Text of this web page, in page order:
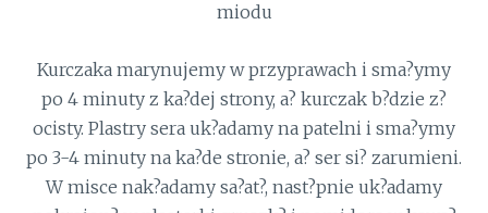
miodu
Kurczaka marynujemy w przyprawach i sma?ymy
po 4 minuty z ka?dej strony, a? kurczak b?dzie z?
ocisty. Plastry sera uk?adamy na patelni i sma?ymy
po 3-4 minuty na ka?de stronie, a? ser si? zarumieni.
W misce nak?adamy sa?at?, nast?pnie uk?adamy